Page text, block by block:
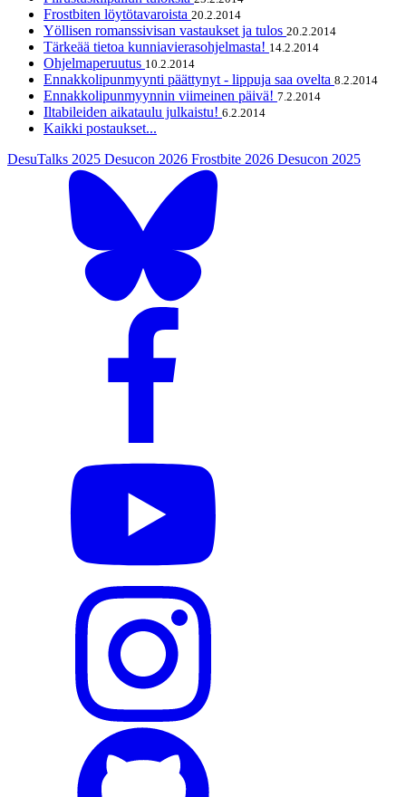
Frostbiten löytötavaroista 20.2.2014
Yöllisen romanssivisan vastaukset ja tulos 20.2.2014
Tärkeää tietoa kunniavierasohjelmasta! 14.2.2014
Ohjelmaperuutus 10.2.2014
Ennakkolipunmyynti päättynyt - lippuja saa ovelta 8.2.2014
Ennakkolipunmyynnin viimeinen päivä! 7.2.2014
Iltabileiden aikataulu julkaistu! 6.2.2014
Kaikki postaukset...
DesuTalks 2025 Desucon 2026 Frostbite 2026 Desucon 2025